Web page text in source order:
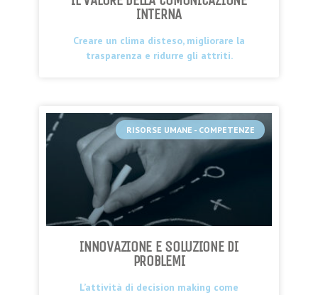
INTERNA
Creare un clima disteso, migliorare la
trasparenza e ridurre gli attriti.
RISORSE UMANE - COMPETENZE
INNOVAZIONE E SOLUZIONE DI
PROBLEMI
L’attività di decision making come